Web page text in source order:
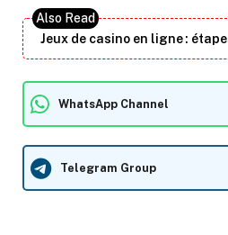
Jeux de casino en ligne :
WhatsApp Channel
Telegram Group